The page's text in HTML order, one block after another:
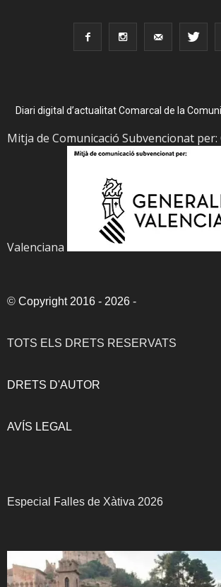
Diari digital d’actualitat Comarcal de la
Mitja de Comunicació Subvencionat
Valenciana
© Copyright 2016 - 2026 -
TOTS ELS DRETS RESERVATS
DRETS D'AUTOR
AVÍS LEGAL
Especial Falles de Xàtiva 2026